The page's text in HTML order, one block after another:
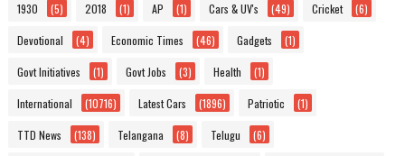
1930 (5) 2018 (1) AP (1) Cars & UV's (49) Cricket (6)
Devotional (4) Economic Times (46) Gadgets (1)
Govt Initiatives (1) Govt Jobs (3) Health (1)
International (10716) Latest Cars (1896) Patriotic (1)
TTD News (138) Telangana (8) Telugu (6)